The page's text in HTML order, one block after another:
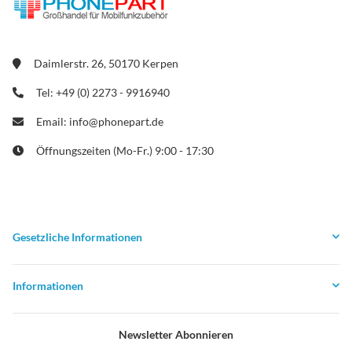
Daimlerstr. 26, 50170 Kerpen
Tel: +49 (0) 2273 - 9916940
Email: info@phonepart.de
Öffnungszeiten (Mo-Fr.) 9:00 - 17:30
Gesetzliche Informationen
Informationen
Newsletter Abonnieren